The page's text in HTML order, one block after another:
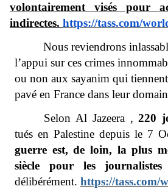
volontairement visés pour
indirectes. https://tass.com/
Nous reviendrons
l’appui sur ces crimes
ou non aux sayanim qui
pavé en France dans leur
Selon Al Jazeera ,220
tués en Palestine depuis le 7
guerre est, de loin, la plus
siècle pour les
délibérément. https://tass.com/